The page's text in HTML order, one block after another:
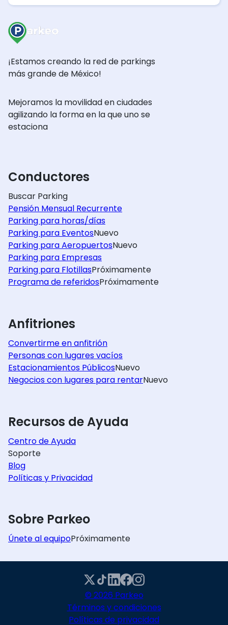
¡Estamos creando la red de parkings
más grande de México!
Mejoramos la movilidad en ciudades
agilizando la forma en la que uno se
estaciona
Conductores
Buscar Parking
Pensión Mensual Recurrente
Parking para horas/días
Parking para EventosNuevo
Parking para AeropuertosNuevo
Parking para Empresas
Parking para FlotillasPróximamente
Programa de referidosPróximamente
Anfitriones
Convertirme en anfitrión
Personas con lugares vacíos
Estacionamientos PúblicosNuevo
Negocios con lugares para rentarNuevo
Recursos de Ayuda
Centro de Ayuda
Soporte
Blog
Políticas y Privacidad
Sobre Parkeo
Únete al equipoPróximamente
© 2026 Parkeo
Términos y condiciones
Políticas de privacidad